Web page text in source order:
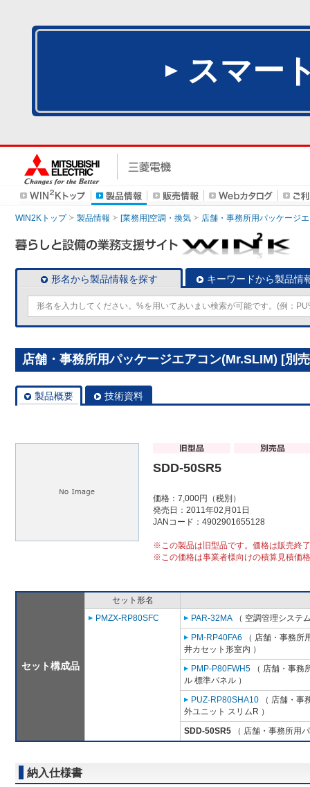
スマー
WIN2Kトップ 製品情報 [業務用]空調・換気 店舗・事務所用パッケージ
形名から製品情報を探す キーワードから製品情
店舗・事務所用パッケージエアコン(Mr.SLIM) [別
製品概要 技術資料
SDD-50SR5
価格：7,000円（税別）
発売日：2011年02月01日
JANコード：4902901655128
※この製品は旧型品です。価格は販売終
※この価格は事業者様向けの積算見積価
セット構成品
セット形名
PMZX-RP80SFC
PAR-32MA （ 空調管理システ
PM-RP40FA6 （ 店舗・事務所
井カセット形室内 ）
PMP-P80FWH5 （ 店舗・事務
ル 標準パネル ）
PUZ-RP80SHA10 （ 店舗・事
外ユニット スリムR ）
SDD-50SR5 （ 店舗・事務所用
納入仕様書